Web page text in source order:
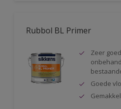
Rubbol BL Primer
Zeer
Goede